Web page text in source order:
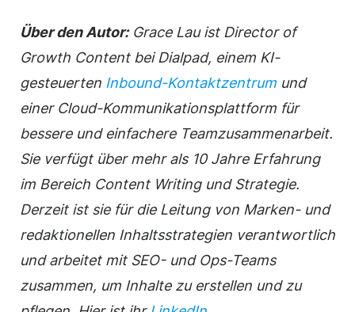
Über den Autor: Grace Lau ist Director of
Growth Content bei Dialpad, einem KI-
gesteuerten Inbound-Kontaktzentrum und
einer Cloud-Kommunikationsplattform für
bessere und einfachere Teamzusammenarbeit.
Sie verfügt über mehr als 10 Jahre Erfahrung
im Bereich Content Writing und Strategie.
Derzeit ist sie für die Leitung von Marken- und
redaktionellen Inhaltsstrategien verantwortlich
und arbeitet mit SEO- und Ops-Teams
zusammen, um Inhalte zu erstellen und zu